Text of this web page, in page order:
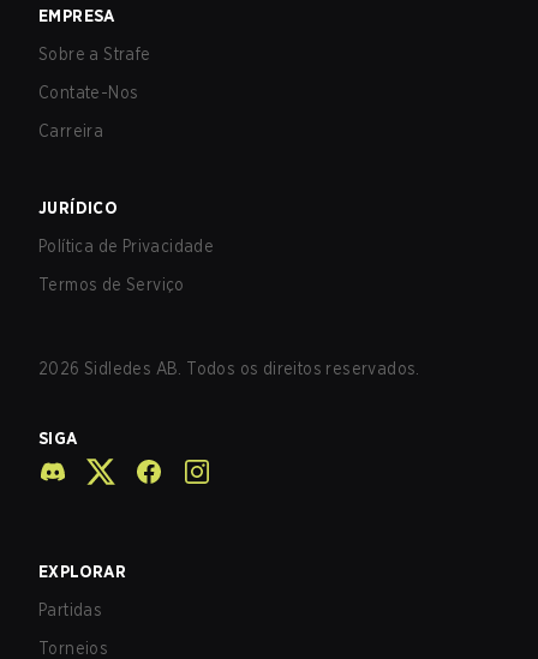
EMPRESA
Sobre a Strafe
Contate-Nos
Carreira
JURÍDICO
Política de Privacidade
Termos de Serviço
2026 Sidledes AB. Todos os direitos reservados.
SIGA
EXPLORAR
Partidas
Torneios